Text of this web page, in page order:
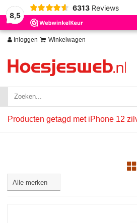
8,5
6313 Reviews
Inloggen Winkelwagen
Producten getagd met iPhone 12
Wij slaan cookies op om onze website te
Nee